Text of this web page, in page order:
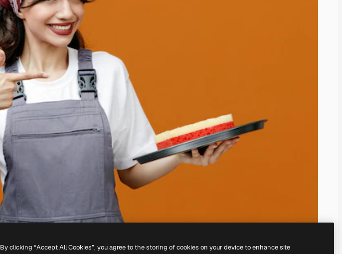
By clicking “Accept All Cookies”, you agree to the storing of cookies on your device to enhance site